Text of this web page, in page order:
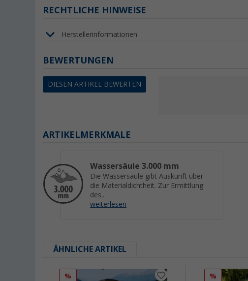
RECHTLICHE HINWEISE
Herstellerinformationen
BEWERTUNGEN
DIESEN ARTIKEL BEWERTEN
ARTIKELMERKMALE
Wassersäule 3.000 mm
Die Wassersäule gibt Auskunft über
die Materialdichtheit. Zur Ermittlung
des...
weiterlesen
ÄHNLICHE ARTIKEL
% %